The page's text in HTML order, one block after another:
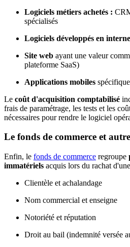
Logiciels métiers achetés :
spécialisés
Logiciels développés en interne
Site web ayant une valeur
plateforme SaaS)
Applications mobiles
Le coût d'acquisition comptabilisé
frais de paramétrage, les tests et les
nécessaires pour rendre le logiciel
Le fonds de commerce et
Enfin, le fonds de commerce regroupe
immatériels acquis lors du rachat
Clientèle et achalandage
Nom commercial et enseigne
Notoriété et réputation
Droit au bail (indemnité versée